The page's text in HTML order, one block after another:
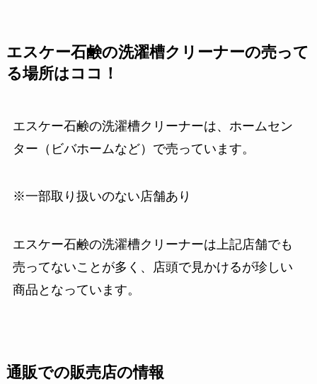
エスケー石鹸の洗濯槽クリーナーの売って
る場所はココ！
エスケー石鹸の洗濯槽クリーナーは、ホームセン
ター（ビバホームなど）で売っています。
※一部取り扱いのない店舗あり
エスケー石鹸の洗濯槽クリーナーは上記店舗でも
売ってないことが多く、店頭で見かけるが珍しい
商品となっています。
通販での販売店の情報